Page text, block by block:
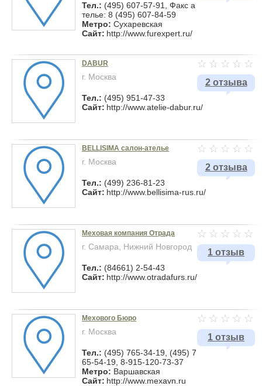
Тел.: (495) 607-57-91, Факс а
телье: 8 (495) 607-84-59
Метро: Сухаревская
Сайт: http://www.furexpert.ru/
2 отзыва
DABUR
г. Москва
Тел.: (495) 951-47-33
Сайт: http://www.atelie-dabur.ru/
2 отзыва
BELLISIMA салон-ателье
г. Москва
Тел.: (499) 236-81-23
Сайт: http://www.bellisima-rus.ru/
1 отзыв
Меховая компания Отрада
г. Самара, Нижний Новгород
Тел.: (84661) 2-54-43
Сайт: http://www.otradafurs.ru/
1 отзыв
Мехового Бюро
г. Москва
Тел.: (495) 765-34-19, (495) 7
65-54-19, 8-915-120-73-37
Метро: Варшавская
Сайт: http://www.mexavn.ru